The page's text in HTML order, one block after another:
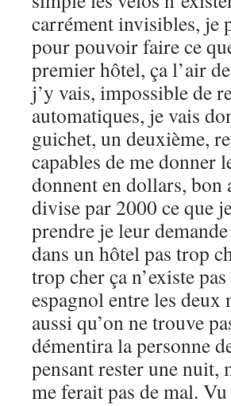
carrément invisibles, je
pour pouvoir faire ce
premier hôtel, ça l’air
j’y vais, impossible de
automatiques, je vais
guichet, un deuxième,
capables de me donner
donnent en dollars,
divise par 2000 ce que
prendre je leur
dans un hôtel pas trop
trop cher ça n’existe
espagnol entre les deux
aussi qu’on ne trouve
démentira la personne
pensant rester une nuit,
me ferait pas de mal.